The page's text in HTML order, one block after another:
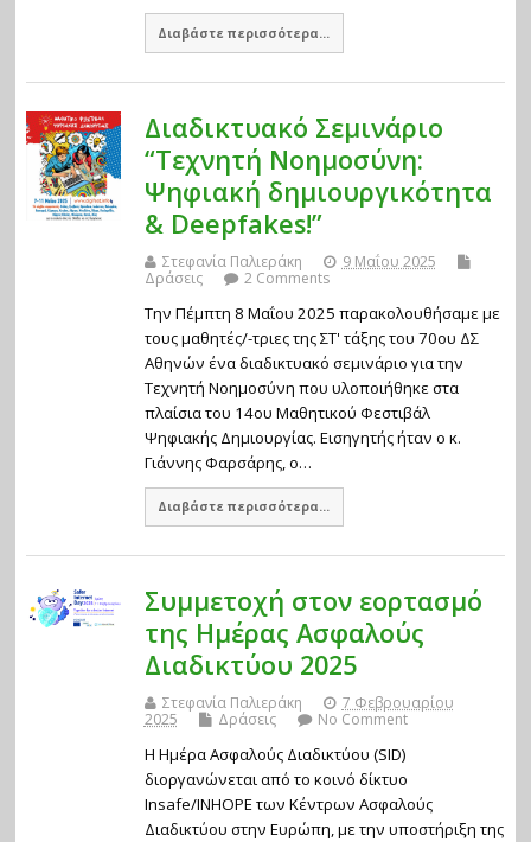
Διαβάστε περισσότερα...
Διαδικτυακό Σεμινάριο
“Τεχνητή Νοημοσύνη:
Ψηφιακή δημιουργικότητα
& Deepfakes!”
Στεφανία Παλιεράκη
9 Μαΐου 2025
Δράσεις
2 Comments
Την Πέμπτη 8 Μαΐου 2025 παρακολουθήσαμε με
τους μαθητές/-τριες της ΣΤ' τάξης του 70ου ΔΣ
Αθηνών ένα διαδικτυακό σεμινάριο για την
Τεχνητή Νοημοσύνη που υλοποιήθηκε στα
πλαίσια του 14ου Μαθητικού Φεστιβάλ
Ψηφιακής Δημιουργίας. Εισηγητής ήταν ο κ.
Γιάννης Φαρσάρης, ο…
Διαβάστε περισσότερα...
Συμμετοχή στον εορτασμό
της Ημέρας Ασφαλούς
Διαδικτύου 2025
Στεφανία Παλιεράκη
7 Φεβρουαρίου
2025
Δράσεις No Comment
Η Ημέρα Ασφαλούς Διαδικτύου (SID)
διοργανώνεται από το κοινό δίκτυο
Insafe/INHOPE των Κέντρων Ασφαλούς
Διαδικτύου στην Ευρώπη, με την υποστήριξη της